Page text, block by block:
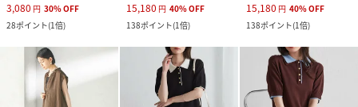
3,080 円 30%OFF
28ポイント(1倍)
15,180 円 40%OFF
138ポイント(1倍)
15,180 円 40%OFF
138ポイント(1倍)